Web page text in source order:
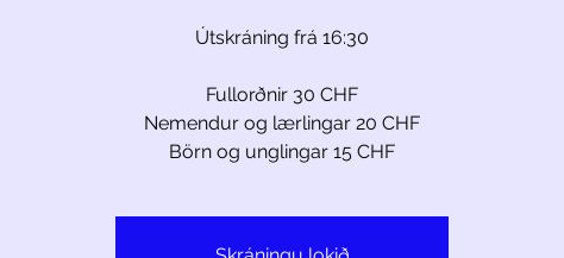
Útskráning frá 16:30
Fullorðnir 30 CHF
Nemendur og lærlingar 20 CHF
Börn og unglingar 15 CHF